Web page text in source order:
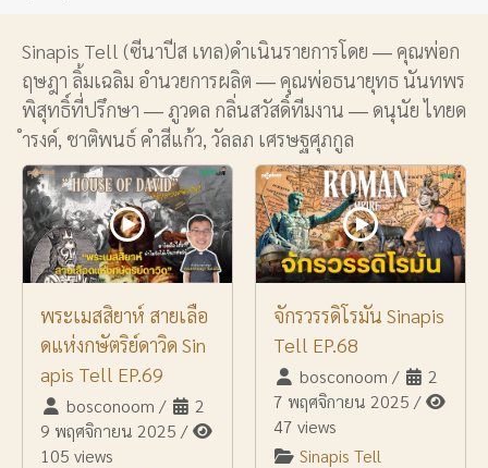
Sinapis Tell (ซีนาปีส เทล)ดำเนินรายการโดย ― คุณพ่อก
ฤษฎา ลิ้มเฉลิม อำนวยการผลิต ― คุณพ่อธนายุทธ นันทพร
พิสุทธิ์ที่ปรึกษา ― ภูวดล กลิ่นสวัสดิ์ทีมงาน ― ดนุนัย ไทยด
ำรงค์, ชาติพนธ์ คำสีแก้ว, วัลลภ เศรษฐศุภกูล
พระเมสสิยาห์ สายเลือ
ดแห่งกษัตริย์ดาวิด Sin
apis Tell EP.69
bosconoom /
2
9 พฤศจิกายน 2025 /
105 views
จักรวรรดิโรมัน Sinapis
Tell EP.68
bosconoom /
2
7 พฤศจิกายน 2025 /
47 views
Sinapis Tell